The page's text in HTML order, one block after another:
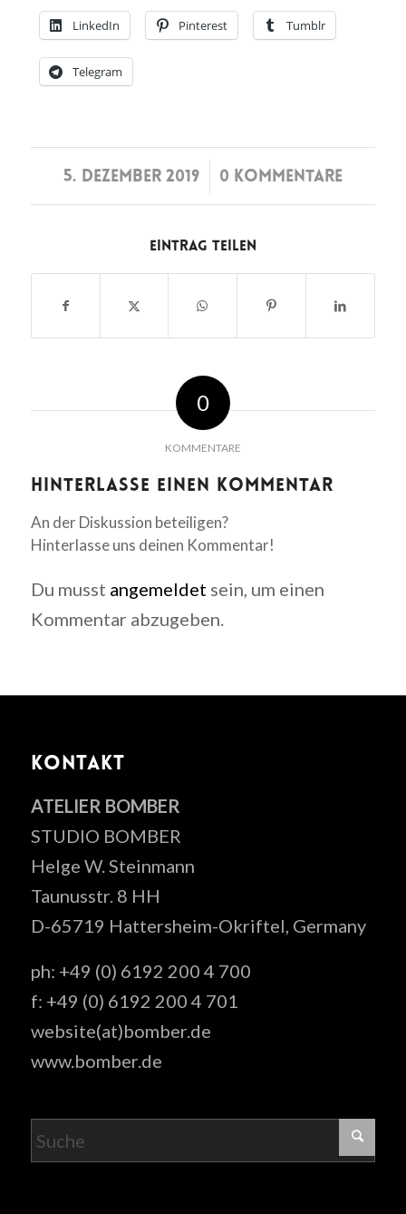
LinkedIn Pinterest Tumblr
Telegram
5. DEZEMBER 2019
/ 0 KOMMENTARE
Eintrag teilen
0
KOMMENTARE
Hinterlasse einen Kommentar
An der Diskussion beteiligen?
Hinterlasse uns deinen Kommentar!
Du musst angemeldet sein, um einen
Kommentar abzugeben.
KONTAKT
ATELIER BOMBER
STUDIO BOMBER
Helge W. Steinmann
Taunusstr. 8 HH
D-65719 Hattersheim-Okriftel, Germany
ph: +49 (0) 6192 200 4 700
f: +49 (0) 6192 200 4 701
website(at)bomber.de
www.bomber.de